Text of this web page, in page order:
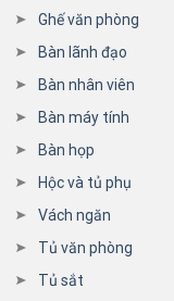
Ghế văn phòng
Bàn lãnh đạo
Bàn nhân viên
Bàn máy tính
Bàn họp
Hộc và tủ phụ
Vách ngăn
Tủ văn phòng
Tủ sắt